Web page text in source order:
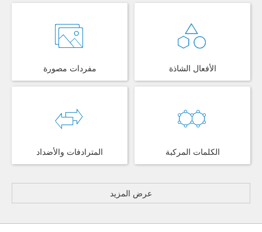
مفردات مصورة الأفعال الشاذة
المترادفات والأضداد الكلمات المركبة
عرض المزيد